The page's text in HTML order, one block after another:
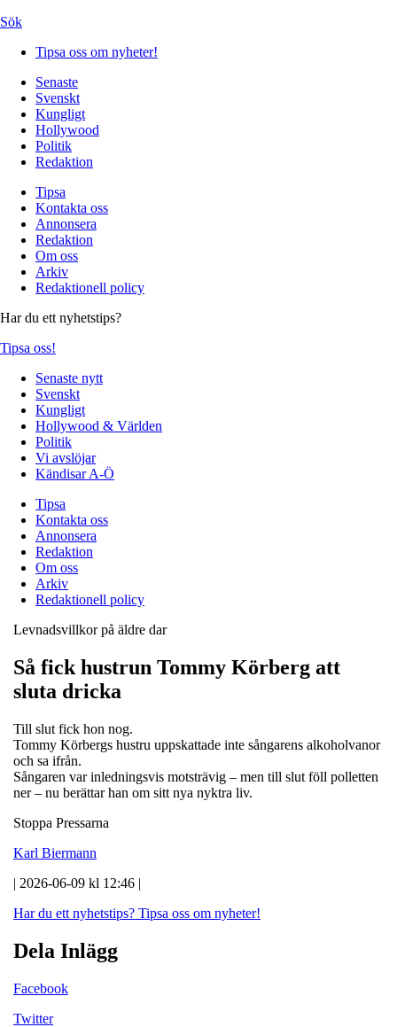
Sök
Tipsa oss om nyheter!
Senaste
Svenskt
Kungligt
Hollywood
Politik
Redaktion
Tipsa
Kontakta oss
Annonsera
Redaktion
Om oss
Arkiv
Redaktionell policy
Har du ett nyhetstips?
Tipsa oss!
Senaste nytt
Svenskt
Kungligt
Hollywood & Världen
Politik
Vi avslöjar
Kändisar A-Ö
Tipsa
Kontakta oss
Annonsera
Redaktion
Om oss
Arkiv
Redaktionell policy
Levnadsvillkor på äldre dar
Så fick hustrun Tommy Körberg att
sluta dricka
Till slut fick hon nog.
Tommy Körbergs hustru uppskattade inte sångarens alkoholvanor
och sa ifrån.
Sångaren var inledningsvis motsträvig – men till slut föll polletten
ner – nu berättar han om sitt nya nyktra liv.
Stoppa Pressarna
Karl Biermann
| 2026-06-09 kl 12:46 |
Har du ett nyhetstips? Tipsa oss om nyheter!
Dela Inlägg
Facebook
Twitter